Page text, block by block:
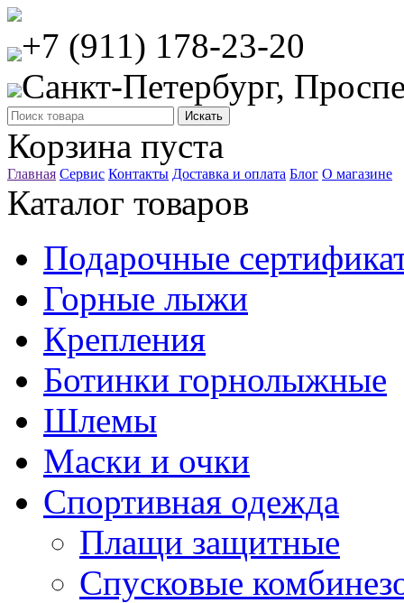
+7 (911) 178-23-20
Санкт-Петербург,
Корзина пуста
Главная Сервис Контакты Доставка и оплата Блог О магазине
Каталог товаров
Подарочные
Горные лыжи
Крепления
Ботинки горнолыжные
Шлемы
Маски и очки
Спортивная одежда
Плащи защитные
Спусковые